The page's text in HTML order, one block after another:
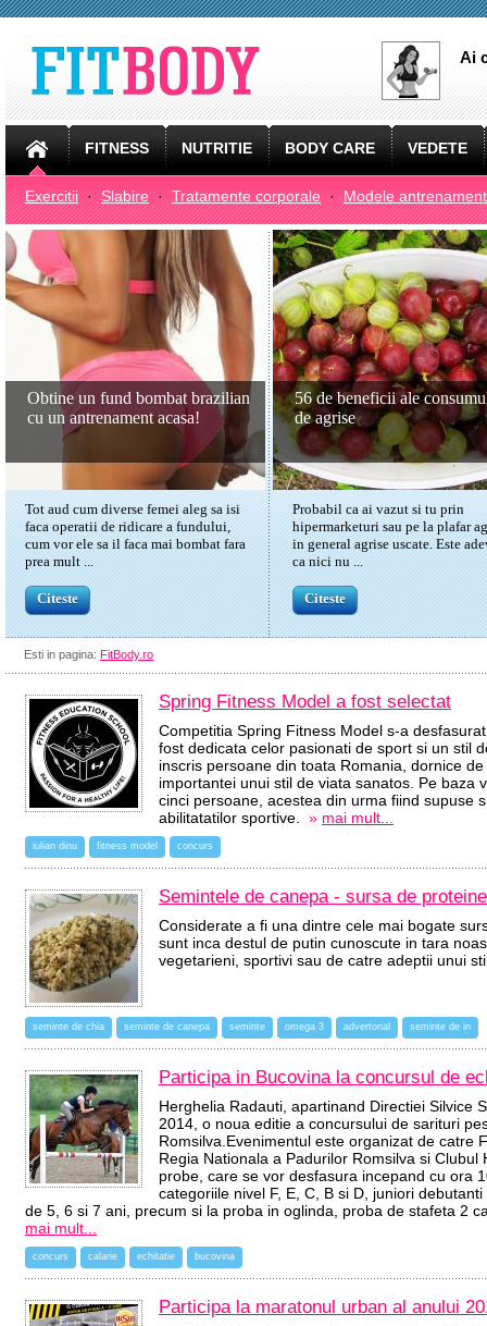
Ai
FITNESS NUTRITIE BODY CARE VEDETE
Exercitii · Slabire · Tratamente corporale · Modele antrenament
Obtine un fund bombat brazilian
cu un antrenament acasa!
Tot aud cum diverse femei aleg sa isi
faca operatii de ridicare a fundului,
cum vor ele sa il faca mai bombat fara
prea mult ...
Citeste
56 de beneficii ale
de agrise
Probabil ca ai vazut si tu prin
hipermarketuri sau pe la plafar
in general agrise uscate. Este
ca nici nu ...
Citeste
Esti in pagina: FitBody.ro
Spring Fitness Model a fost selectat
Competitia Spring Fitness Model s-a
fost dedicata celor pasionati de sport si un stil
inscris persoane din toata Romania, dornice
importantei unui stil de viata sanatos. Pe baza
cinci persoane, acestea din urma fiind supuse
abilitatatilor sportive. » mai mult...
iulian dinu fitness model concurs
Semintele de canepa - sursa de
Considerate a fi una dintre cele mai bogate
sunt inca destul de putin cunoscute in tara
vegetarieni, sportivi sau de catre adeptii unui
seminte de chia seminte de canepa seminte omega 3 advertorial seminte de in
Participa in Bucovina la concursul de
Herghelia Radauti, apartinand Directiei Silvice
2014, o noua editie a concursului de sarituri
Romsilva.Evenimentul este organizat de catre
Regia Nationala a Padurilor Romsilva si
probe, care se vor desfasura incepand cu ora
categoriile nivel F, E, C, B si D, juniori
de 5, 6 si 7 ani, precum si la proba in oglinda, proba de stafeta 2
mai mult...
concurs calarie echitatie bucovina
Participa la maratonul urban al anului